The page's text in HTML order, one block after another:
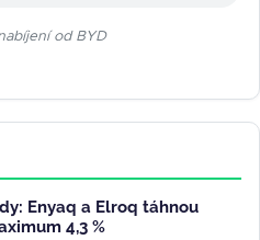
od BYD
Enyaq a Elroq táhnou
4,3 %